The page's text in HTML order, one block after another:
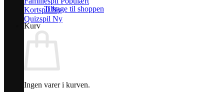
Tilbage til shoppen
Kurv
Ingen varer i kurven.
Kortspil
Quizspil